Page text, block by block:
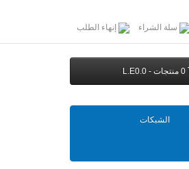
سلة الشراء إنهاء الطلب
0 منتجات - L.E0.0
الشبكات